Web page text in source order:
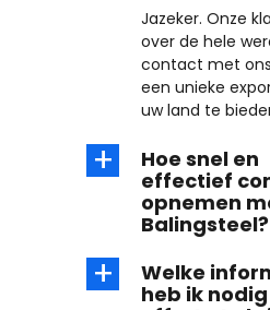
Jazeker. Onze
over de hele
contact met
een unieke
uw land te
Hoe snel en
effectief
opnemen
Balingsteel?
Welke
heb ik